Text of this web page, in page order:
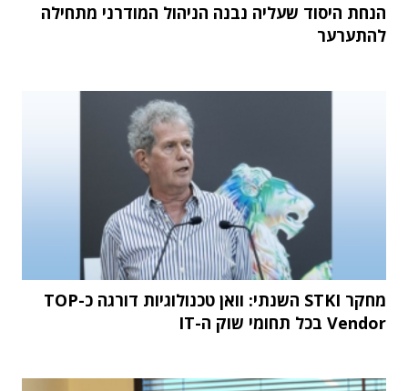
הנחת היסוד שעליה נבנה הניהול המודרני מתחילה
להתערער
מחקר STKI השנתי: וואן טכנולוגיות דורגה כ-TOP
Vendor בכל תחומי שוק ה-IT